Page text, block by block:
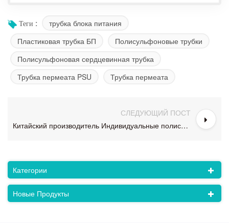
Теги :
трубка блока питания
Пластиковая трубка БП
Полисульфоновые трубки
Полисульфоновая сердцевинная трубка
Трубка пермеата PSU
Трубка пермеата
СЛЕДУЮЩИЙ ПОСТ
Китайский производитель Индивидуальные полисульфоновые сердечниковые трубки Трубка для пермеата с высокой точностью для очистки воды
Категории
Новые Продукты